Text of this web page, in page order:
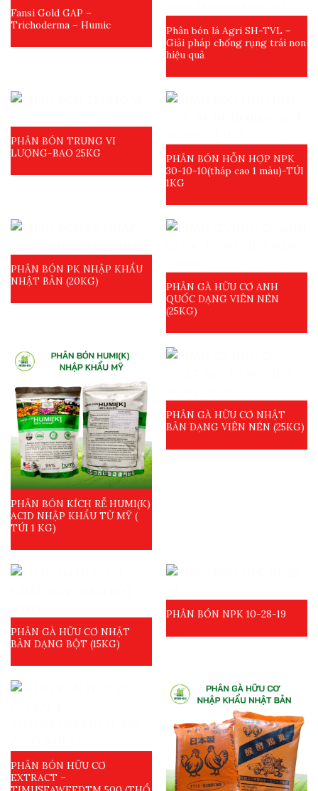
Fansi Gold GAP –
Trichoderma – Humic
Phân bón lá Agri SH-TVL –
Giải pháp chống rụng trái non
hiệu quả
PHÂN BÓN TRUNG VI
LƯỢNG-BAO 25KG
PHÂN BÓN HỖN HỢP NPK
30-10-10(tháp cao 1 màu)-TÚI
1KG
PHÂN BÓN PK NHẬP KHẨU
NHẬT BẢN (20KG)
PHÂN GÀ HỮU CƠ ANH
QUỐC DẠNG VIÊN NÉN
(25KG)
PHÂN BÓN KÍCH RỄ HUMI(K)
ACID NHẬP KHẨU TỪ MỸ (
TÚI 1 KG)
PHÂN GÀ HỮU CƠ NHẬT
BẢN DẠNG VIÊN NÉN (25KG)
PHÂN GÀ HỮU CƠ NHẬT
BẢN DẠNG BỘT (15KG)
PHÂN BÓN NPK 10-28-19
PHÂN BÓN HỮU CƠ
EXTRACT –